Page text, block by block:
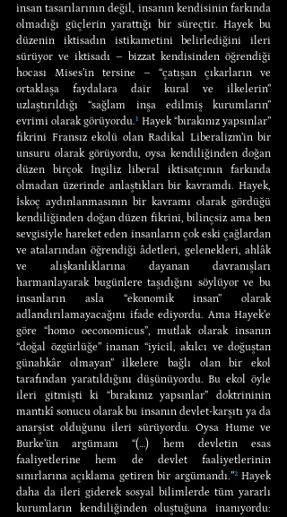
insan tasarılarının değil, insanın kendisinin farkında
olmadığı güçlerin yarattığı bir süreçtir. Hayek bu
düzenin iktisadın istikametini belirlediğini ileri
sürüyor ve iktisadı – bizzat kendisinden öğrendiği
hocası Mises’in tersine – “çatışan çıkarların ve
ortaklaşa faydalara dair kural ve ilkelerin”
uzlaştırıldığı “sağlam inşa edilmiş kurumların”
evrimi olarak görüyordu.¹ Hayek “bırakınız yapsınlar”
fikrini Fransız ekolü olan Radikal Liberalizm’in bir
unsuru olarak görüyordu, oysa kendiliğinden doğan
düzen birçok İngiliz liberal iktisatçının farkında
olmadan üzerinde anlaştıkları bir kavramdı. Hayek,
İskoç aydınlanmasının bir kavramı olarak gördüğü
kendiliğinden doğan düzen fikrini, bilinçsiz ama ben
sevgisiyle hareket eden insanların çok eski çağlardan
ve atalarından öğrendiği âdetleri, gelenekleri, ahlâk
ve alışkanlıklarına dayanan davranışları
harmanlayarak bugünlere taşıdığını söylüyor ve bu
insanların asla “ekonomik insan” olarak
adlandırılamayacağını ifade ediyordu. Ama Hayek’e
göre “homo oeconomicus”, mutlak olarak insanın
“doğal özgürlüğe” inanan “iyicil, akılcı ve doğuştan
günahkâr olmayan” ilkelere bağlı olan bir ekol
tarafından yaratıldığını düşünüyordu. Bu ekol öyle
ileri gitmişti ki “bırakınız yapsınlar” doktrininin
mantıkî sonucu olarak bu insanın devlet-karşıtı ya da
anarşist olduğunu ileri sürüyordu. Oysa Hume ve
Burke’ün argümanı “(…) hem devletin esas
faaliyetlerine hem de devlet faaliyetlerinin
sınırlarına açıklama getiren bir argümandı.”² Hayek
daha da ileri giderek sosyal bilimlerde tüm yararlı
kurumların kendiliğinden oluştuğuna inanıyordu: